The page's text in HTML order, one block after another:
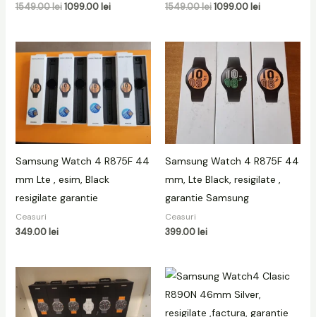
1549.00lei 1099.00 lei
1549.00lei1099.00 lei
Samsung Watch 4 R875F 44
mm Lte , esim, Black
resigilate garantie
Ceasuri
349.00 lei
Samsung Watch 4 R875F 44
mm, Lte Black, resigilate ,
garantie Samsung
Ceasuri
399.00 lei